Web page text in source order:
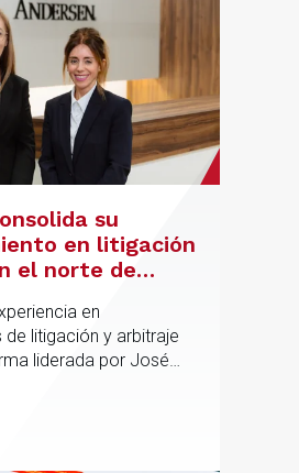
su
en litigación
el norte de
la incorporación
en
litigación y arbitraje
liderada por José
en asesoramiento